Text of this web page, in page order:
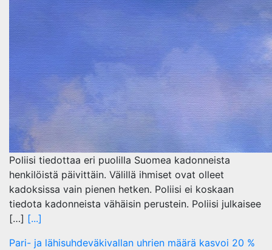
Poliisi tiedottaa eri puolilla Suomea kadonneista
henkilöistä päivittäin. Välillä ihmiset ovat olleet
kadoksissa vain pienen hetken. Poliisi ei koskaan
tiedota kadonneista vähäisin perustein. Poliisi julkaisee
[…] [...]
Pari- ja lähisuhdeväkivallan uhrien määrä kasvoi 20 %